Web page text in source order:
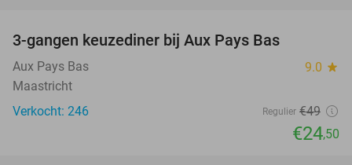
3-gangen keuzediner bij Aux Pays Bas
Aux Pays Bas 9.0 star
Maastricht
Verkocht: 246
Regulier €49
€24,50